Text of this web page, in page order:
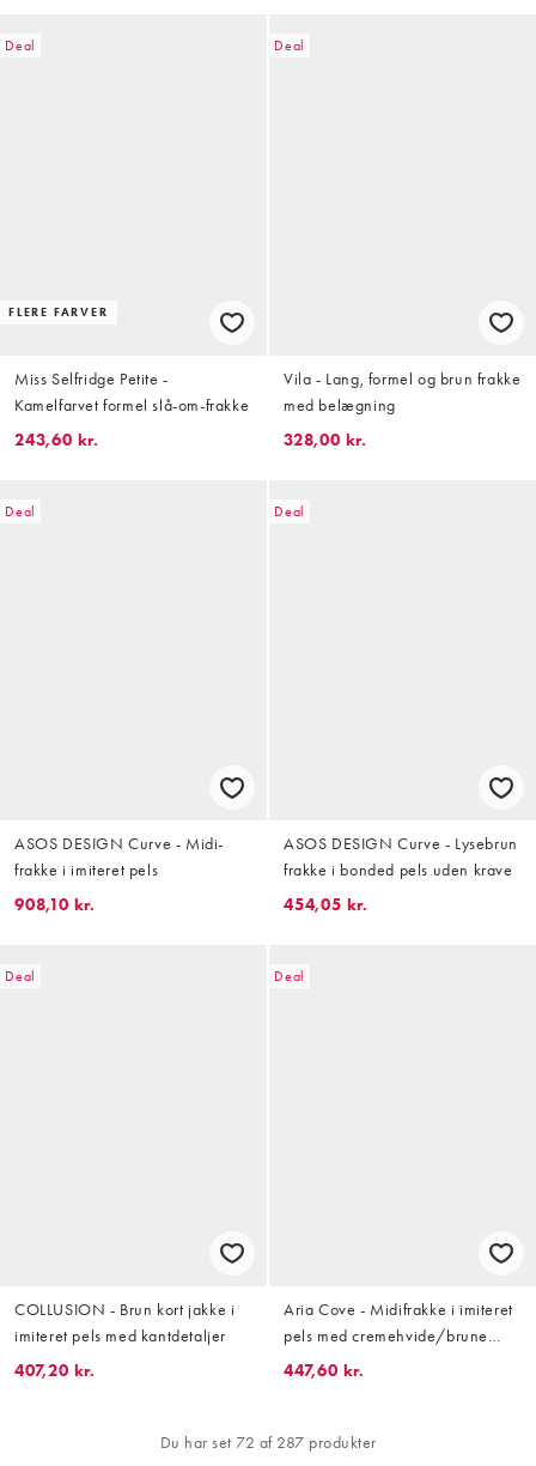
Deal
FLERE FARVER
Miss Selfridge Petite -
Kamelfarvet formel slå-om-frakke
243,60 kr.
Deal
Vila - Lang, formel og brun frakke
med belægning
328,00 kr.
Deal
ASOS DESIGN Curve - Midi-
frakke i imiteret pels
908,10 kr.
Deal
ASOS DESIGN Curve - Lysebrun
frakke i bonded pels uden krave
454,05 kr.
Deal
COLLUSION - Brun kort jakke i
imiteret pels med kantdetaljer
407,20 kr.
Deal
Aria Cove - Midifrakke i imiteret
pels med cremehvide/brune
striber
447,60 kr.
Du har set 72 af 287 produkter